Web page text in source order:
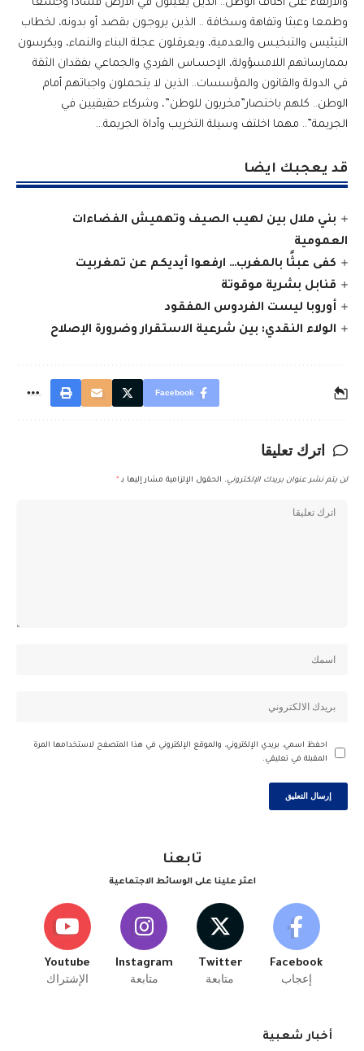
والارتقاء على أكتاف الوطن.. الذين يعيثون في الأرض فسادا وجشعا
وطمعا وعبثا وتفاهة وسخافة .. الذين يروجـون بقصد أو بدونه، لخطاب
التيئيس والتبخيـس والعدمية، ويعرقلون عجلة البناء والنماء، ويكرسون
بممارساتهم اللامسؤولة، الإحسـاس الفردي والجماعي بفقدان الثقة
في الدولة والقانون والمؤسسات.. الذين لا يتحملون واجباتهم أمام
الوطن.. كلهم باختصار”مخربون للوطن”، وشركاء حقيقيين في
الجريمة”.. مهما اخلتف وسيلة التخريب وأداة الجريمة…
قد يعجبك ايضا
بني ملال بين لهيب الصيف وتهميش الفضاءات
العمومية
كفى عبثًا بالمغرب… ارفعوا أيديكم عن تمغربيت
قنابل بشرية موقوتة
أوروبا ليست الفردوس المفقود
الولاء النقدي: بين شرعية الاستقرار وضرورة الإصلاح
Facebook
اترك تعليقا
لن يتم نشر عنوان بريدك الإلكتروني. الحقول الإلزامية مشار إليها بـ *
احفظ اسمي، بريدي الإلكتروني، والموقع الإلكتروني في هذا المتصفح لاستخدامها المرة
المقبلة في تعليقي.
تابعنا
اعثر علينا على الوسائط الاجتماعية
Facebook
إعجاب
Twitter
متابعة
Instagram
متابعة
Youtube
الإشتراك
أخبار شعبية